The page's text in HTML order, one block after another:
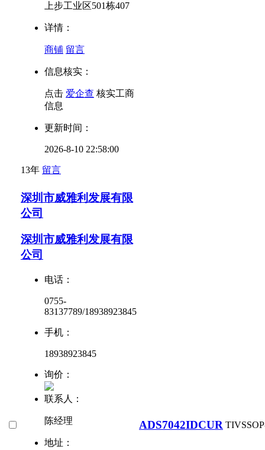
上步工业区501栋407
详情：
商铺 留言
信息核实：
点击 爱企查 核实工商
信息
更新时间：
2026-8-10 22:58:00
13年 留言
深圳市威雅利发展有限
公司
深圳市威雅利发展有限
公司
电话：
0755-
83137789/18938923845
手机：
18938923845
询价：
联系人：
陈经理
地址：
ADS7042IDCUR TI